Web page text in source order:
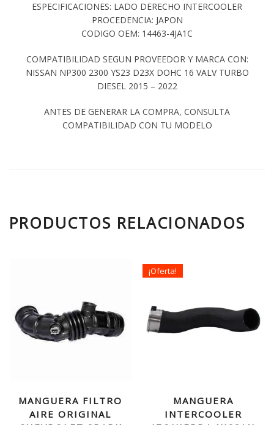
ESPECIFICACIONES: LADO DERECHO INTERCOOLER
PROCEDENCIA: JAPON
CODIGO OEM: 14463-4JA1C
COMPATIBILIDAD SEGUN PROVEEDOR Y MARCA CON:
NISSAN NP300 2300 YS23 D23X DOHC 16 VALV TURBO
DIESEL 2015 – 2022
ANTES DE GENERAR LA COMPRA, CONSULTA
COMPATIBILIDAD CON TU MODELO
PRODUCTOS RELACIONADOS
MANGUERA FILTRO
AIRE ORIGINAL
¡Oferta!
MANGUERA
INTERCOOLER